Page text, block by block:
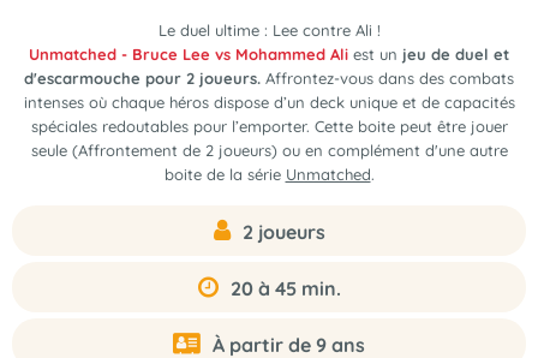
Le duel ultime : Lee contre Ali !
Unmatched - Bruce Lee vs Mohammed Ali est un jeu de duel et
d'escarmouche pour 2 joueurs. Affrontez-vous dans des combats
intenses où chaque héros dispose d’un deck unique et de capacités
spéciales redoutables pour l’emporter. Cette boite peut être jouer
seule (Affrontement de 2 joueurs) ou en complément d'une autre
boite de la série Unmatched.
2 joueurs
20 à 45 min.
À partir de 9 ans